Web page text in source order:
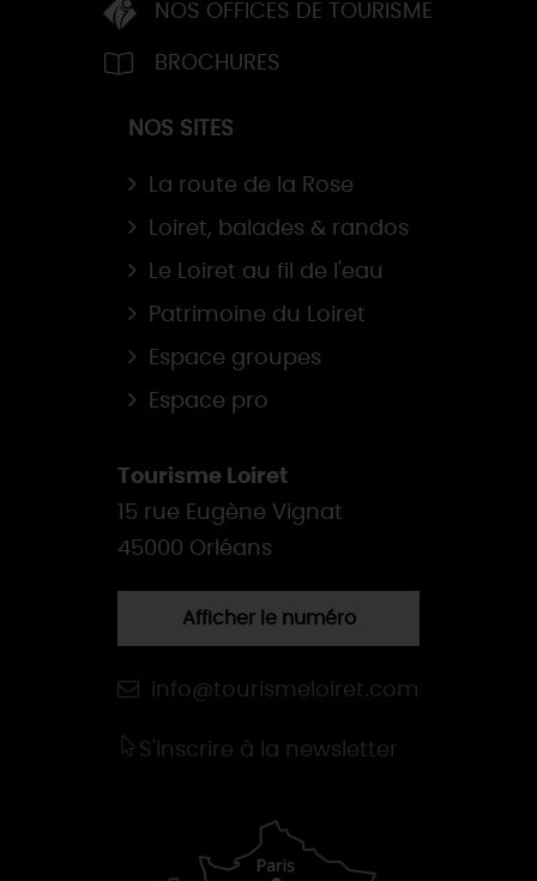
NOS OFFICES DE TOURISME
BROCHURES
NOS SITES
La route de la Rose
Loiret, balades & randos
Le Loiret au fil de l'eau
Patrimoine du Loiret
Espace groupes
Espace pro
Tourisme Loiret
15 rue Eugène Vignat
45000 Orléans
Afficher le numéro
info@tourismeloiret.com
S'inscrire à la newsletter